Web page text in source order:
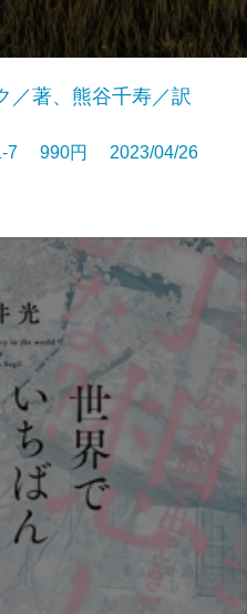
／著、熊谷千寿／訳
7 990円 2023/04/26